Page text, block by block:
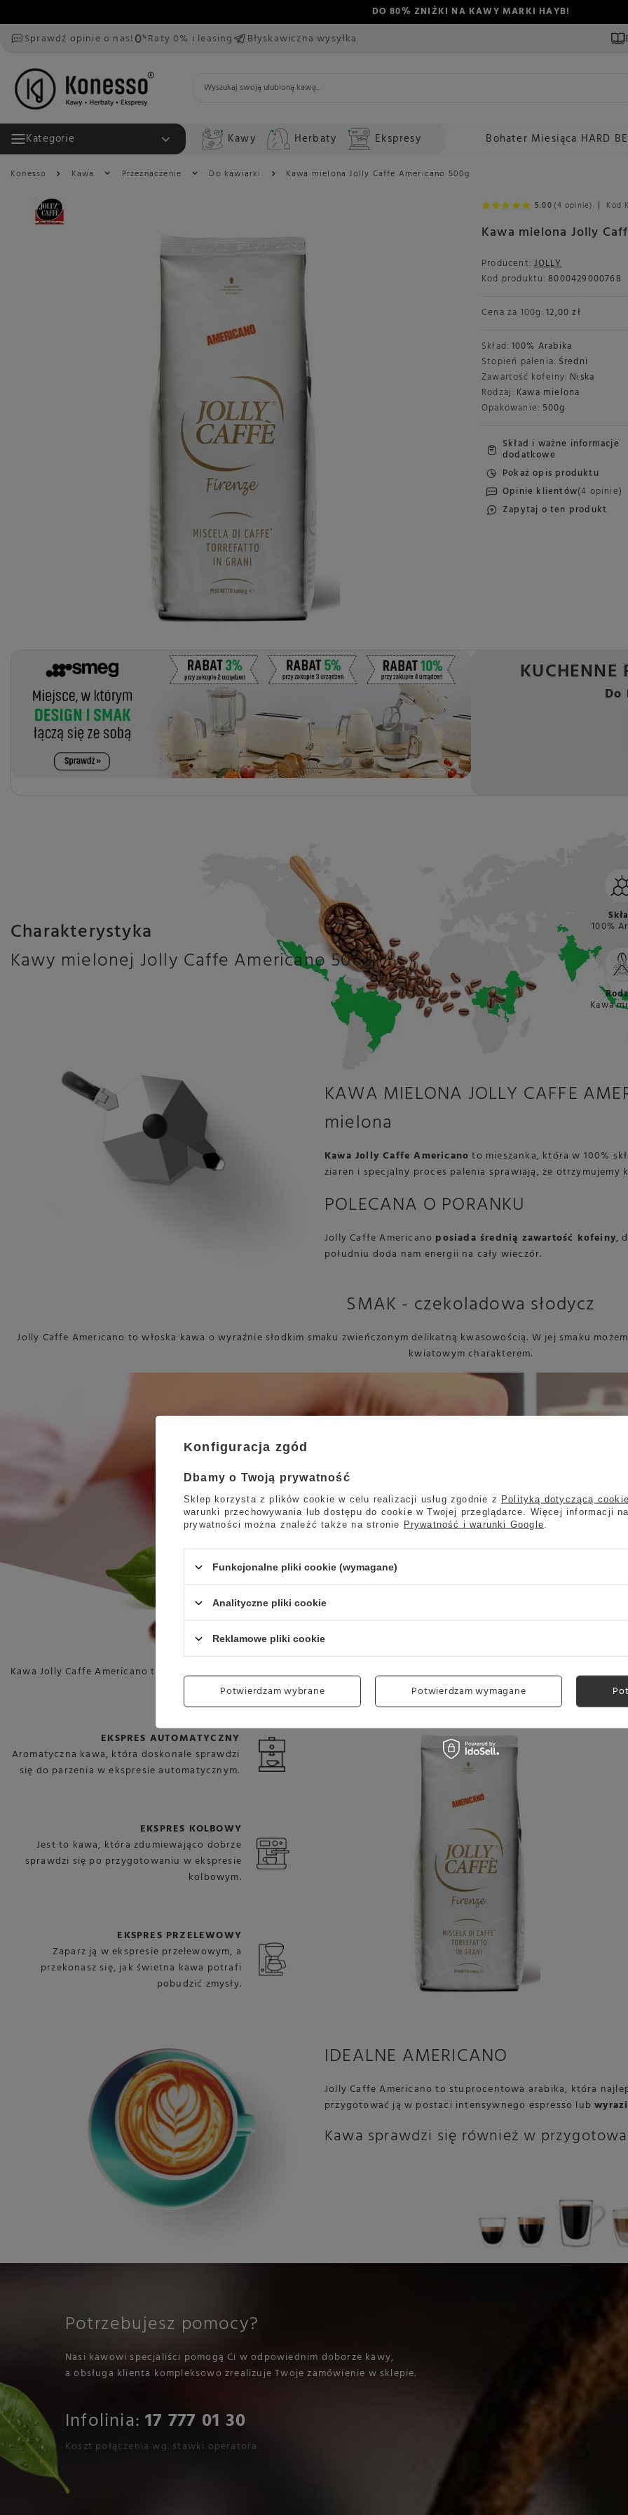
DO 80% ZNIŻKI NA KAWY MARKI HAYB!
Sprawdź opinie o nas!
Raty 0% i leasing Błyskawiczna wysyłka
Kategorie Kawy Herbaty Ekspresy Bohater Miesiąca HARD
Konesso Kawa Przeznaczenie Do kawiarki Kawa mielona Jolly Caffe Americano 500g
Kawa mielona Jolly
5.00 (4 opinie) Kod
Producent: JOLLY
Kod produktu: 8000429000768
Cena za 100g: 12,00 zł
Skład: 100% Arabika
Stopień palenia: Średni
Zawartość kofeiny: Niska
Rodzaj: Kawa mielona
Opakowanie: 500g
Skład i ważne informacje
dodatkowe
Pokaż opis produktu
Opinie klientów(4 opinie)
Zapytaj o ten produkt
KUCHENNE
Do
Charakterystyka
Kawy mielonej Jolly Caffe Americano 500g
100%
Kawa
KAWA MIELONA JOLLY CAFFE
mielona
Kawa Jolly Caffe Americano to mieszanka, która w 100%
ziaren i specjalny proces palenia sprawiają, że otrzymujemy
POLECANA O PORANKU
Jolly Caffe Americano posiada średnią zawartość kofeiny,
południu doda nam energii na cały wieczór.
SMAK - czekoladowa słodycz
Jolly Caffe Americano to włoska kawa o wyraźnie słodkim smaku zwieńczonym delikatną kwasowością. W jej smaku
kwiatowym charakterem.
Proponowane sposoby
Kawa Jolly Caffe Americano to kawa mielona, którą przygotujemyw kawiarce lub french pressie, ale również możemy ją
EKSPRES AUTOMATYCZNY
Aromatyczna kawa, która doskonale sprawdzi
się do parzenia w ekspresie automatycznym.
EKSPRES KOLBOWY
Jest to kawa, która zdumiewająco dobrze
sprawdzi się po przygotowaniu w ekspresie
kolbowym.
EKSPRES PRZELEWOWY
Zaparz ją w ekspresie przelewowym, a
przekonasz się, jak świetna kawa potrafi
pobudzić zmysły.
IDEALNE AMERICANO
Jolly Caffe Americano to stuprocentowa arabika, która
przygotować ją w postaci intensywnego espresso lub
Kawa sprawdzi się również w
Potrzebujesz pomocy?
Nasi kawowi specjaliści pomogą Ci w odpowiednim doborze kawy,
a obsługa klienta kompleksowo zrealizuje Twoje zamówienie w sklepie.
Infolinia:17 777 01 30
Koszt połączenia wg. stawki operatora
Konfiguracja zgód
Dbamy o Twoją prywatność
Sklep korzysta z plików cookie w celu realizacji usług zgodnie z Polityką dotyczącą
warunki przechowywania lub dostępu do cookie w Twojej przeglądarce. Więcej informacji
prywatności można znaleźć także na stronie Prywatność i warunki Google
Funkcjonalne pliki cookie (wymagane)
Analityczne pliki cookie
Reklamowe pliki cookie
Potwierdzam wybrane Potwierdzam wymagane